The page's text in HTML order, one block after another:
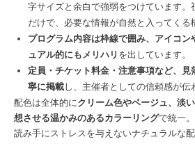
字サイズと余白で強弱をつけています。
だけで、必要な情報が自然と入ってくる
プログラム内容は枠線で囲み、アイコン
ュアル的にもメリハリ を出しています。
定員・チケット料金・注意事項など、見
寧に掲載し、主催者としての信頼感が伝
配色は全体的にクリーム色やベージュ、淡
想させる温かみのあるカラーリングで統一。
読み手にストレスを与えないナチュラルな